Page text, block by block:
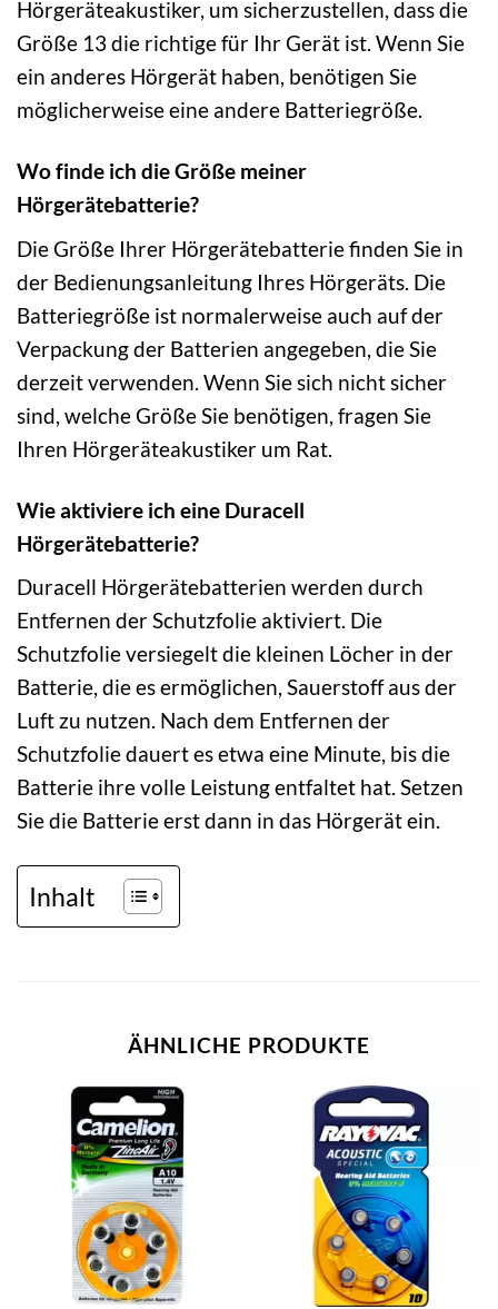
Hörgeräteakustiker, um sicherzustellen, dass die
Größe 13 die richtige für Ihr Gerät ist. Wenn Sie
ein anderes Hörgerät haben, benötigen Sie
möglicherweise eine andere Batteriegröße.
Wo finde ich die Größe meiner
Hörgerätebatterie?
Die Größe Ihrer Hörgerätebatterie finden Sie in
der Bedienungsanleitung Ihres Hörgeräts. Die
Batteriegröße ist normalerweise auch auf der
Verpackung der Batterien angegeben, die Sie
derzeit verwenden. Wenn Sie sich nicht sicher
sind, welche Größe Sie benötigen, fragen Sie
Ihren Hörgeräteakustiker um Rat.
Wie aktiviere ich eine Duracell
Hörgerätebatterie?
Duracell Hörgerätebatterien werden durch
Entfernen der Schutzfolie aktiviert. Die
Schutzfolie versiegelt die kleinen Löcher in der
Batterie, die es ermöglichen, Sauerstoff aus der
Luft zu nutzen. Nach dem Entfernen der
Schutzfolie dauert es etwa eine Minute, bis die
Batterie ihre volle Leistung entfaltet hat. Setzen
Sie die Batterie erst dann in das Hörgerät ein.
Inhalt
ÄHNLICHE PRODUKTE